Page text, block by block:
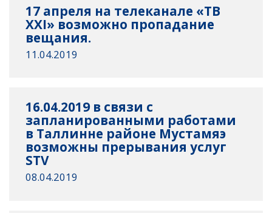
17 апреля на телеканале «ТВ
XXI» возможно пропадание
вещания.
11.04.2019
16.04.2019 в связи с
запланированными работами
в Таллинне районе Мустамяэ
возможны прерывания услуг
STV
08.04.2019